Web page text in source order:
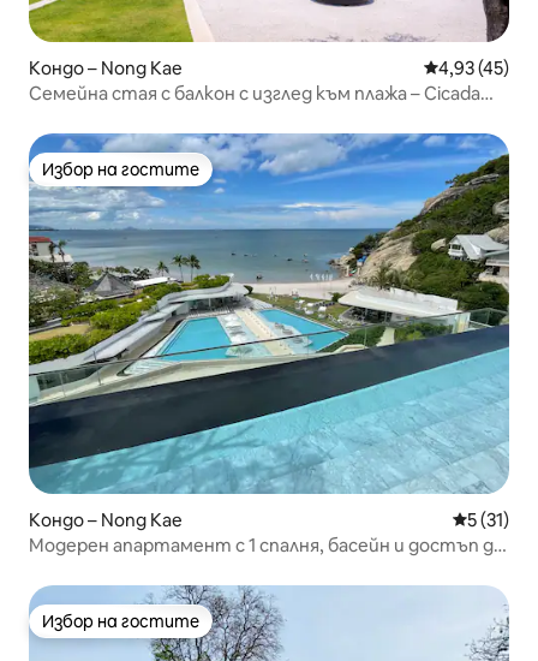
Кондо – Nong Kae Средна
4,93 (45)
Семейна стая с балкон с изглед към плажа – Cicada
Избор на гостите
Избор на гостите
Кондо – Nong Kae Средна
5 (31)
Модерен апартамент с 1 спалня, басейн и достъп до
Избор на гостите
Избор на гостите